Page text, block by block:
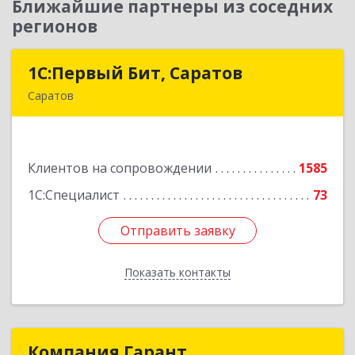
Ближайшие партнеры из соседних
регионов
1С:Первый Бит, Саратов
Саратов
Клиентов на сопровождении
1585
1С:Специалист
73
Отправить заявку
Показать контакты
1С:Первый Бит, Саратов
Подробнее
Отправить заявку
Назад